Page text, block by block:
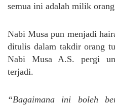
semua ini adalah milik
Nabi Musa pun menjadi
ditulis dalam takdir orang
Nabi Musa A.S. pergi
terjadi.
“Bagaimana ini boleh